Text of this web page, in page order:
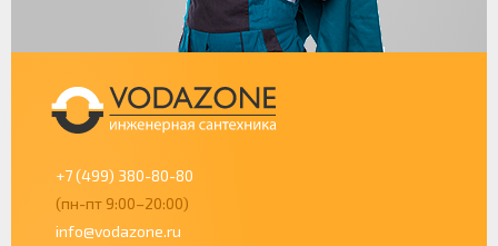
+7 (499) 380-80-80
(пн-пт 9:00–20:00)
info@vodazone.ru